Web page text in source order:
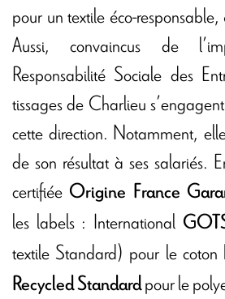
pour un textile éco-
Aussi, convaincus de
Responsabilité Sociale des
tissages de Charlieu
cette direction. Notamment,
de son résultat à ses salariés.
certifiée Origine France
les labels : International
textile Standard) pour le coton
Recycled Standardpour le